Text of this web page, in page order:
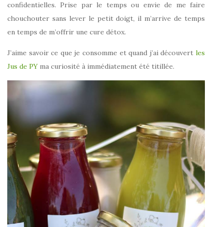
confidentielles. Prise par le temps ou envie de me faire
chouchouter sans lever le petit doigt, il m’arrive de temps
en temps de m’offrir une cure détox.
J’aime savoir ce que je consomme et quand j’ai découvert les
Jus de PY ma curiosité à immédiatement été titillée.